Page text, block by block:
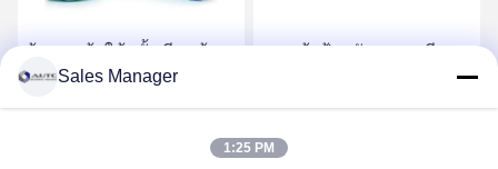
ผ้ารองเท้าใช้ครั้งเดียว ผ้า
รองเท้าแบบไม่เนื้อแบบไม่
ติดต่อสแตตติก สําหรับ
รองเท้าป้องกันความเสีย
แรงงาน รองเท้าทํางานสูง
Sales Manager
1:25 PM